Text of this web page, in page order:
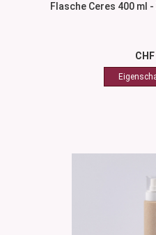
Flasche Ceres 400